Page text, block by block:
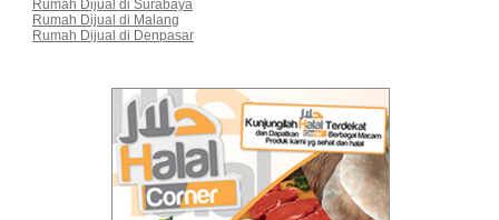
Rumah Dijual di Surabaya
Rumah Dijual di Malang
Rumah Dijual di Denpasar